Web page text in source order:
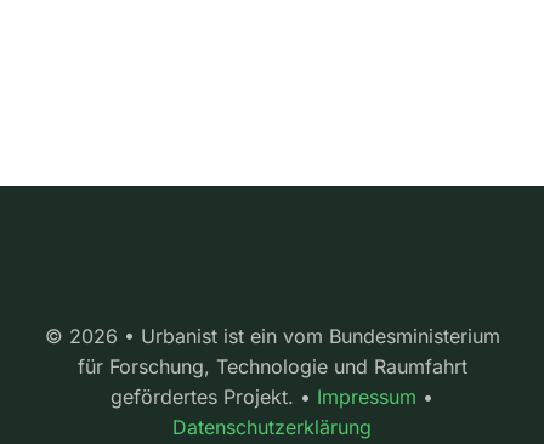
© 2026 • Urbanist ist ein vom Bundesministerium
für Forschung, Technologie und Raumfahrt
gefördertes Projekt. • Impressum •
Datenschutzerklärung